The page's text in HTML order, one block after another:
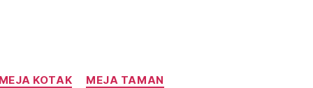
KOTAK MEJA TAMAN